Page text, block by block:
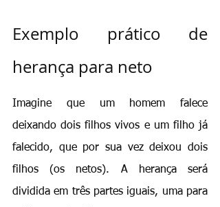
Exemplo prático de
herança para neto
Imagine que um homem falece
deixando dois filhos vivos e um filho já
falecido, que por sua vez deixou dois
filhos (os netos). A herança será
dividida em três partes iguais, uma para